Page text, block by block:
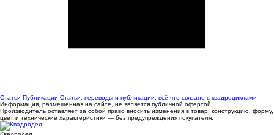
Статьи-Публикации Статьи, переводы и публикации, всё что связано с квадроциклами
Информация, размещенная на сайте, не является публичной офертой.
Производитель оставляет за собой право вносить изменения в товар: конструкцию, форму,
цвет и технические характеристики — без предупреждения покупателя.